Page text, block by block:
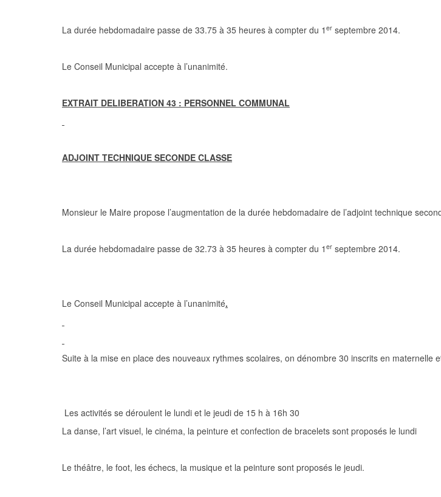
La durée hebdomadaire passe de 33.75 à 35 heures à compter du 1 er septembre 2014.
Le Conseil Municipal accepte à l’unanimité.
EXTRAIT DELIBERATION 43 : PERSONNEL COMMUNAL
ADJOINT TECHNIQUE SECONDE CLASSE
Monsieur le Maire propose l’augmentation de la durée hebdomadaire de l’adjoint technique
La durée hebdomadaire passe de 32.73 à 35 heures à compter du 1 er septembre 2014.
Le Conseil Municipal accepte à l’unanimité.
Suite à la mise en place des nouveaux rythmes scolaires, on dénombre 30 inscrits en maternelle
Les activités se déroulent le lundi et le jeudi de 15 h à 16h 30
La danse, l’art visuel, le cinéma, la peinture et confection de bracelets sont proposés le lundi
Le théâtre, le foot, les échecs, la musique et la peinture sont proposés le jeudi.